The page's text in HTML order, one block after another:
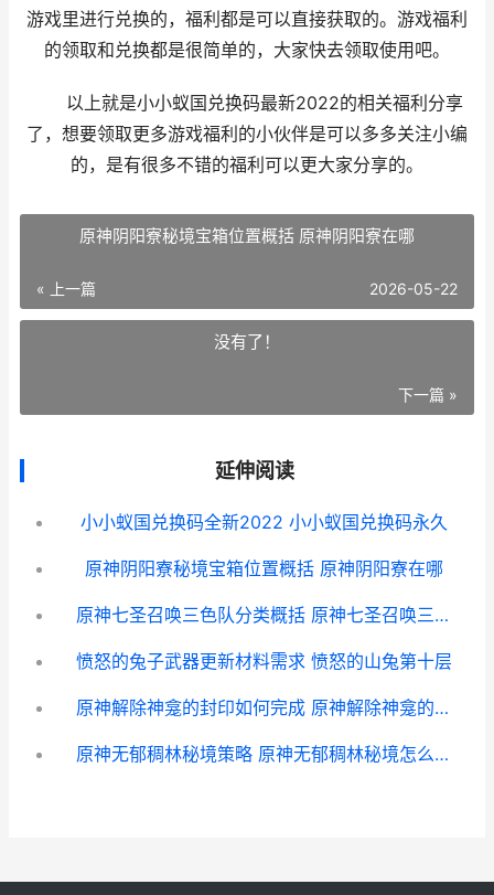
游戏里进行兑换的，福利都是可以直接获取的。游戏福利
的领取和兑换都是很简单的，大家快去领取使用吧。
以上就是小小蚁国兑换码最新2022的相关福利分享
了，想要领取更多游戏福利的小伙伴是可以多多关注小编
的，是有很多不错的福利可以更大家分享的。
原神阴阳寮秘境宝箱位置概括 原神阴阳寮在哪
« 上一篇 2026-05-22
没有了！
下一篇 »
延伸阅读
小小蚁国兑换码全新2022 小小蚁国兑换码永久
原神阴阳寮秘境宝箱位置概括 原神阴阳寮在哪
原神七圣召唤三色队分类概括 原神七圣召唤三深渊使徒卡组推荐
愤怒的兔子武器更新材料需求 愤怒的山兔第十层
原神解除神龛的封印如何完成 原神解除神龛的封印三个地方
原神无郁稠林秘境策略 原神无郁稠林秘境怎么解锁